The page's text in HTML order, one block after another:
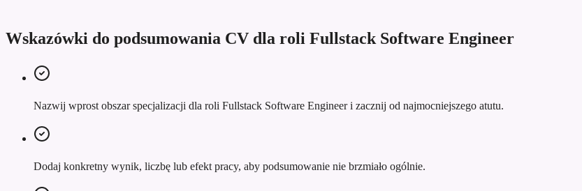
Wskazówki do podsumowania CV dla roli Fullstack Software Engineer
Nazwij wprost obszar specjalizacji dla roli Fullstack Software Engineer i zacznij od najmocniejszego atutu.
Dodaj konkretny wynik, liczbę lub efekt pracy, aby podsumowanie nie brzmiało ogólnie.